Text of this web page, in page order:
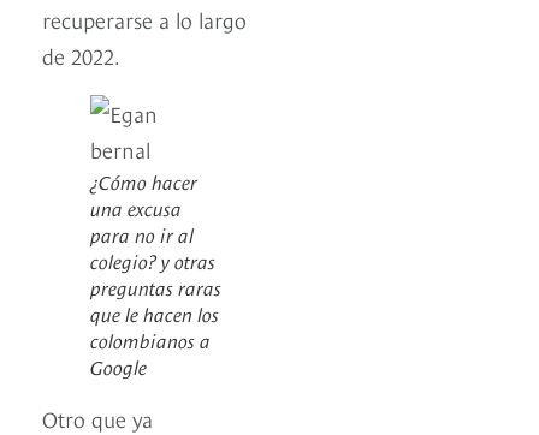
recuperarse a lo largo
de 2022.
¿Cómo hacer
una excusa
para no ir al
colegio? y otras
preguntas raras
que le hacen los
colombianos a
Google
Otro que ya